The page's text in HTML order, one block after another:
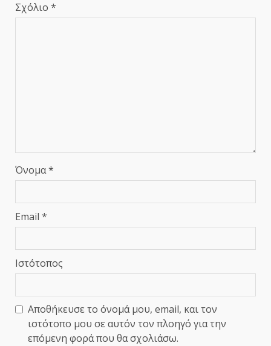
Σχόλιο *
Όνομα*
Email *
Ιστότοπος
Αποθήκευσε το όνομά μου, email, και τον
ιστότοπο μου σε αυτόν τον πλοηγό για την
επόμενη φορά που θα σχολιάσω.